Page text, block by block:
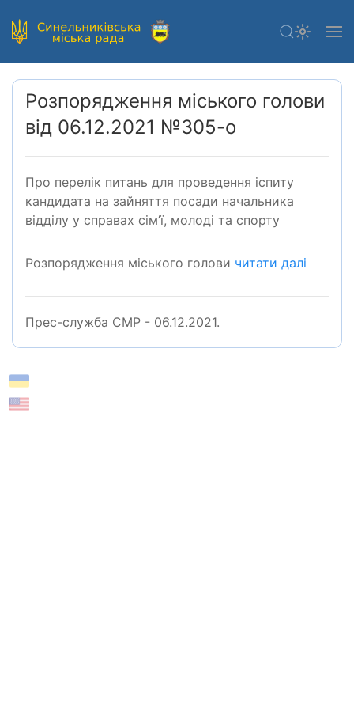
Розпорядження міського голови
від 06.12.2021 №305-о
Про перелік питань для проведення іспиту
кандидата на зайняття посади начальника
відділу у справах сім’ї, молоді та спорту
Розпорядження міського голови читати далі
Прес-служба СМР - 06.12.2021.